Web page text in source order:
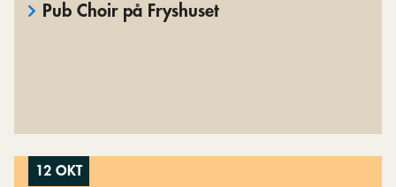
Pub Choir på Fryshuset
12 OKT